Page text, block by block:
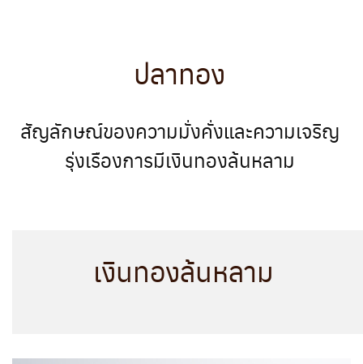
ปลาทอง
สัญลักษณ์ของความมั่งคั่งและความเจริญ
รุ่งเรืองการมีเงินทองล้นหลาม
เงินทองล้นหลาม